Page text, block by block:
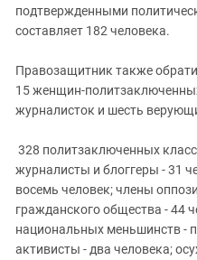
подтвержденными
составляет 182 человека.
Правозащитник также
15 женщин-
журналисток и шесть
328 политзаключенных
журналисты и блоггеры - 31
восемь человек; члены
гражданского общества - 44
национальных меньшинств -
активисты - два человека;